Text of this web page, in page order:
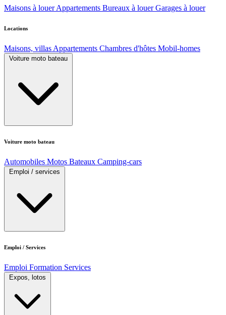
Maisons à louer Appartements Bureaux à louer Garages à louer
Locations
Maisons, villas Appartements Chambres d'hôtes Mobil-homes
Voiture moto bateau
Voiture moto bateau
Automobiles Motos Bateaux Camping-cars
Emploi / services
Emploi / Services
Emploi Formation Services
Expos, lotos